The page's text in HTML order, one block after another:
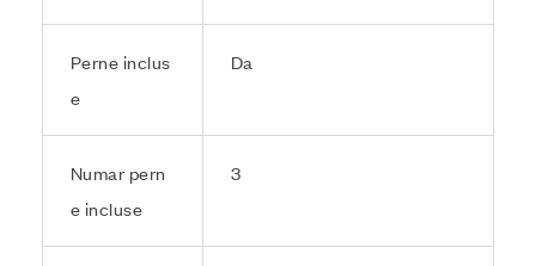
Perne inclus
e
Da
Numar pern
e incluse
3